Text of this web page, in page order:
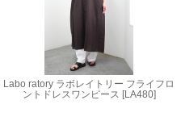
Labo ratory ラボレイトリー フライフロ
ントドレスワンピース [LA480]